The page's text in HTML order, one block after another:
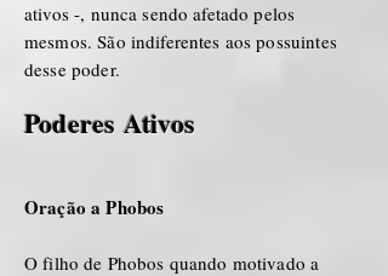
ativos -, nunca sendo afetado pelos
mesmos. São indiferentes aos possuintes
desse poder.
Poderes Ativos
Oração a Phobos
O filho de Phobos quando motivado a